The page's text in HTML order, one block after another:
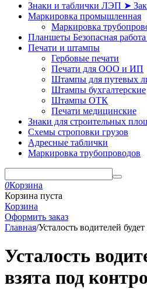
Знаки и таблички ЛЭП ➤
Маркировка промышленная
Маркировка
Планшеты Безопасная
Печати и штампы
Гербовые печати
Печати для ООО и ИП
Штампы для путевых
Штампы бухгалтерские
Штампы ОТК
Печати медицинские
Знаки для строительных
Схемы строповки грузов
Адресные таблички
Маркировка трубопроводов
0Корзина
Корзина пуста
Корзина
Оформить заказ
Главная/Усталость водителей
Усталость
взята под